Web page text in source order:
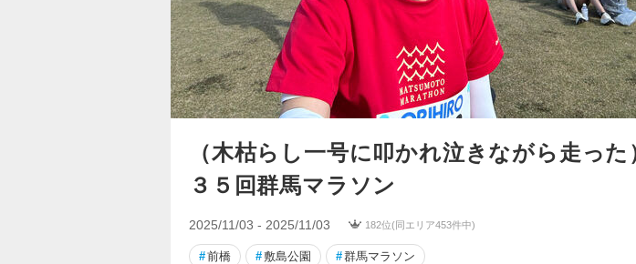
（木枯らし一号に叩かれ泣きながら走った
３５回群馬マラソン
2025/11/03 - 2025/11/03 182位(同エリア453件中)
#前橋 #敷島公園 #群馬マラソン